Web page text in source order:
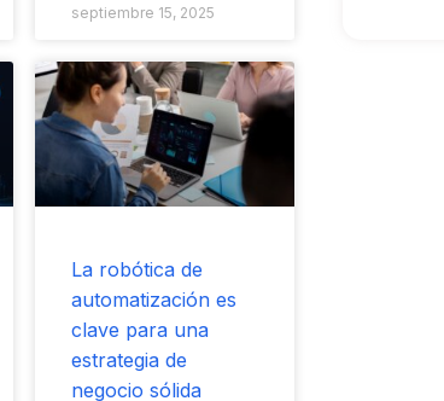
septiembre 15, 2025
La robótica de
automatización es
clave para una
estrategia de
negocio sólida